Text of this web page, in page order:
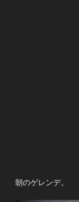
朝のゲレンデ。